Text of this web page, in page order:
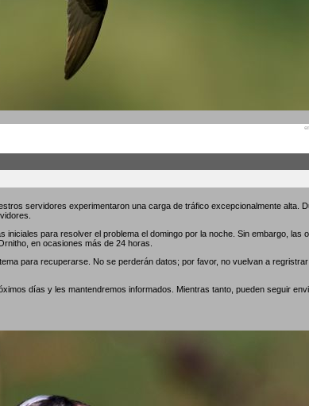
servidores experimentaron una carga de tráfico excepcionalmente alta.
iniciales para resolver el problema el domingo por la noche. Sin embargo, las
en ocasiones más de 24 horas.
para recuperarse. No se perderán datos; por favor, no vuelvan a
días y les mantendremos informados. Mientras tanto, pueden seguir